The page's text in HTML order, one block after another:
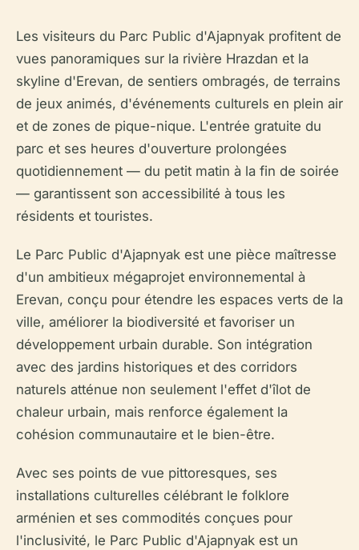
Les visiteurs du Parc Public d'Ajapnyak profitent de
vues panoramiques sur la rivière Hrazdan et la
skyline d'Erevan, de sentiers ombragés, de terrains
de jeux animés, d'événements culturels en plein air
et de zones de pique-nique. L'entrée gratuite du
parc et ses heures d'ouverture prolongées
quotidiennement — du petit matin à la fin de soirée
— garantissent son accessibilité à tous les
résidents et touristes.
Le Parc Public d'Ajapnyak est une pièce maîtresse
d'un ambitieux mégaprojet environnemental à
Erevan, conçu pour étendre les espaces verts de la
ville, améliorer la biodiversité et favoriser un
développement urbain durable. Son intégration
avec des jardins historiques et des corridors
naturels atténue non seulement l'effet d'îlot de
chaleur urbain, mais renforce également la
cohésion communautaire et le bien-être.
Avec ses points de vue pittoresques, ses
installations culturelles célébrant le folklore
arménien et ses commodités conçues pour
l'inclusivité, le Parc Public d'Ajapnyak est un